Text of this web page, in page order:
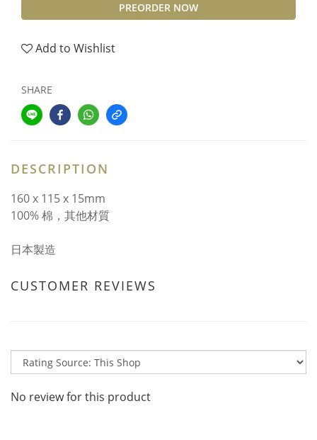
PREORDER NOW
Add to Wishlist
SHARE
DESCRIPTION
160 x 115 x 15mm
100% 棉，其他材質
日本製造
CUSTOMER REVIEWS
No review for this product